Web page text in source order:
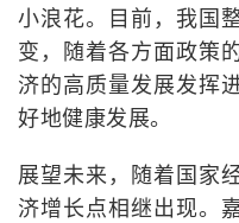
小浪花。目前，我国
变，随着各方面政策
济的高质量发展发挥
好地健康发展。
展望未来，随着国家
济增长点相继出现。